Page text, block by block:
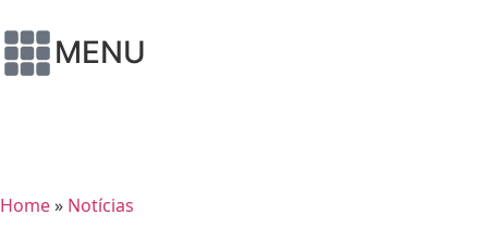
MENU
Home» Notícias